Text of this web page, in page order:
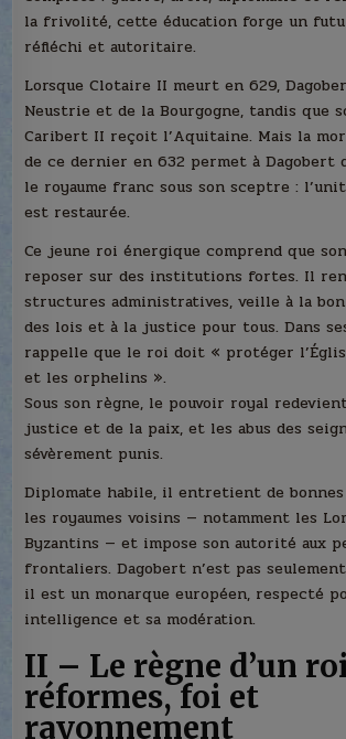
la frivolité, cette éducation forge un
réfléchi et autoritaire.
Lorsque Clotaire II meurt en 629,
Neustrie et de la Bourgogne, tandis que
Caribert II reçoit l’Aquitaine. Mais la
de ce dernier en 632 permet à
le royaume franc sous son sceptre :
est restaurée.
Ce jeune roi énergique comprend que
reposer sur des institutions fortes. Il
structures administratives, veille à la
des lois et à la justice pour tous. Dans
rappelle que le roi doit « protéger
et les orphelins ».
Sous son règne, le pouvoir royal
justice et de la paix, et les abus des
sévèrement punis.
Diplomate habile, il entretient de
les royaumes voisins — notamment les
Byzantins — et impose son autorité aux
frontaliers. Dagobert n’est pas
il est un monarque européen, respecté
intelligence et sa modération.
II – Le règne d’un
réformes, foi et
rayonnement